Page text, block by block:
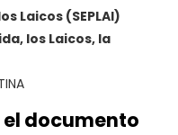
Laicos (SEPLAI)
los Laicos, la
documento